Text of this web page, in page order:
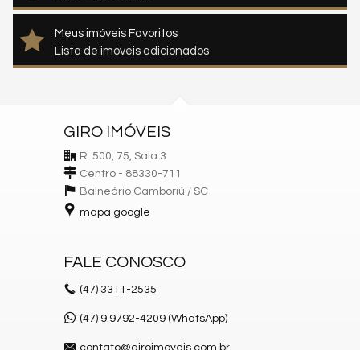
Meus imóveis Favoritos
Lista de imóveis adicionados
GIRO IMÓVEIS
R. 500, 75, Sala 3
Centro - 88330-711
Balneário Camboriú / SC
mapa google
FALE CONOSCO
(47) 3311-2535
(47) 9.9792-4209 (WhatsApp)
contato@giroimoveis.com.br